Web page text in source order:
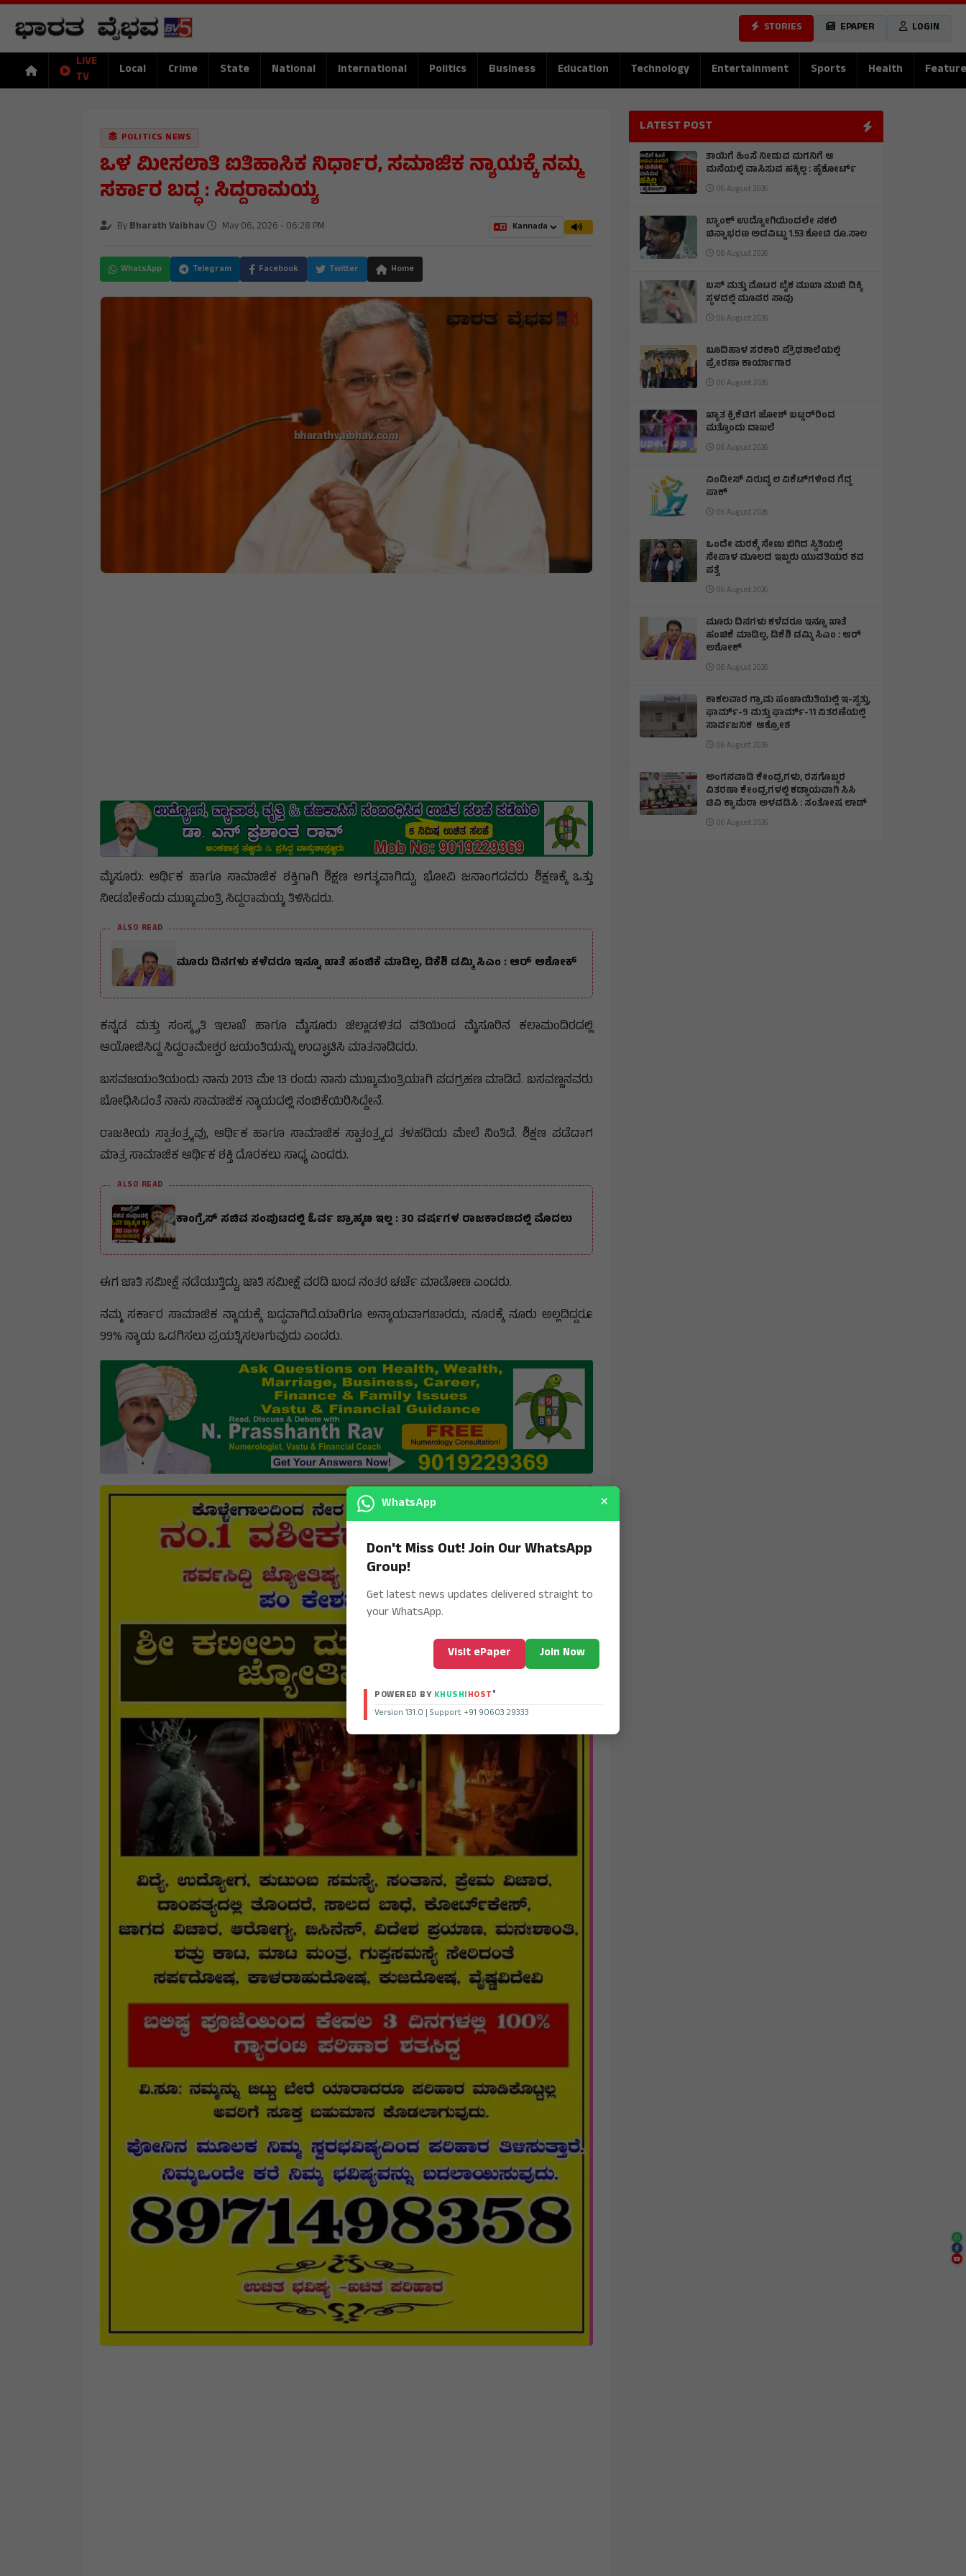
STORIES EPAPER LOGIN
LIVE
TV
Local Crime State National International Politics Business Education Technology Entertainment Sports Health Feature
POLITICS NEWS
ಒಳ ಮೀಸಲಾತಿ ಐತಿಹಾಸಿಕ ನಿರ್ಧಾರ, ಸಮಾಜಿಕ ನ್ಯಾಯಕ್ಕೆ ನಮ್ಮ
ಸರ್ಕಾರ ಬದ್ಧ : ಸಿದ್ದರಾಮಯ್ಯ
ByBharath Vaibhav May 06, 2026 - 06:28 PM
WhatsApp Telegram Facebook Twitter Home
ಮೈಸೂರು: ಆರ್ಥಿಕ ಹಾಗೂ ಸಾಮಾಜಿಕ ಶಕ್ತಿಗಾಗಿ ಶಿಕ್ಷಣ ಅಗತ್ಯವಾಗಿದ್ದು, ಭೋವಿ ಜನಾಂಗದವರು ಶಿಕ್ಷಣಕ್ಕೆ ಒತ್ತು
ನೀಡಬೇಕೆಂದು ಮುಖ್ಯಮಂತ್ರಿ ಸಿದ್ದರಾಮಯ್ಯ ತಿಳಿಸಿದರು.
ALSO READ
ಮೂರು ದಿನಗಳು ಕಳೆದರೂ ಇನ್ನೂ ಖಾತೆ ಹಂಚಿಕೆ ಮಾಡಿಲ್ಲ, ಡಿಕೆಶಿ ಡಮ್ಮಿ ಸಿಎಂ : ಆರ್ ಅಶೋಕ್
ಕನ್ನಡ ಮತ್ತು ಸಂಸ್ಕೃತಿ ಇಲಾಖೆ ಹಾಗೂ ಮೈಸೂರು ಜಿಲ್ಲಾಡಳಿತದ ವತಿಯಿಂದ ಮೈಸೂರಿನ ಕಲಾಮಂದಿರದಲ್ಲಿ
ಆಯೋಜಿಸಿದ್ದ ಸಿದ್ದರಾಮೇಶ್ವರ ಜಯಂತಿಯನ್ನು ಉದ್ಘಾಟಿಸಿ ಮಾತನಾಡಿದರು.
ಬಸವಜಯಂತಿಯಂದು ನಾನು 2013 ಮೇ 13 ರಂದು ನಾನು ಮುಖ್ಯಮಂತ್ರಿಯಾಗಿ ಪದಗ್ರಹಣ ಮಾಡಿದೆ. ಬಸವಣ್ಣನವರು
ಬೋಧಿಸಿದಂತೆ ನಾನು ಸಾಮಾಜಿಕ ನ್ಯಾಯದಲ್ಲಿ ನಂಬಿಕೆಯಿರಿಸಿದ್ದೇನೆ.
ರಾಜಕೀಯ ಸ್ವಾತಂತ್ರ್ಯವು, ಆರ್ಥಿಕ ಹಾಗೂ ಸಾಮಾಜಿಕ ಸ್ವಾತಂತ್ರ್ಯದ ತಳಹದಿಯ ಮೇಲೆ ನಿಂತಿದೆ. ಶಿಕ್ಷಣ ಪಡೆದಾಗ
ಮಾತ್ರ ಸಾಮಾಜಿಕ ಆರ್ಥಿಕ ಶಕ್ತಿ ದೊರಕಲು ಸಾಧ್ಯ ಎಂದರು.
ALSO READ
ಕಾಂಗ್ರೆಸ್ ಸಚಿವ ಸಂಪುಟದಲ್ಲಿ ಓರ್ವ ಬ್ರಾಹ್ಮಣ ಇಲ್ಲ : 30 ವರ್ಷಗಳ ರಾಜಕಾರಣದಲ್ಲಿ ಮೊದಲು
ಈಗ ಜಾತಿ ಸಮೀಕ್ಷೆ ನಡೆಯುತ್ತಿದ್ದು, ಜಾತಿ ಸಮೀಕ್ಷೆ ವರದಿ ಬಂದ ನಂತರ ಚರ್ಚೆ ಮಾಡೋಣ ಎಂದರು.
ನಮ್ಮ ಸರ್ಕಾರ ಸಾಮಾಜಿಕ ನ್ಯಾಯಕ್ಕೆ ಬದ್ಧವಾಗಿದೆ.ಯಾರಿಗೂ ಅನ್ಯಾಯವಾಗಬಾರದು, ನೂರಕ್ಕೆ ನೂರು ಅಲ್ಲದಿದ್ದರೂ
99% ನ್ಯಾಯ ಒದಗಿಸಲು ಪ್ರಯತ್ನಿಸಲಾಗುವುದು ಎಂದರು.
LATEST POST
ತಾಯಿಗೆ ಹಿಂಸೆ ನೀಡುವ ಮಗನಿಗೆ ಆ
ಮನೆಯಲ್ಲಿ ವಾಸಿಸುವ ಹಕ್ಕಿಲ್ಲ : ಹೈಕೋರ್ಟ್
06 August 2026
ಬ್ಯಾಂಕ್‌ ಉದ್ಯೋಗಿಯಿಂದಲೇ ನಕಲಿ
ಚಿನ್ನಾಭರಣ ಅಡವಿಟ್ಟು 1.53 ಕೋಟಿ ರೂ.ಸಾಲ
06 August 2026
ಬಸ್ ಮತ್ತು ಮೊಟರ ಬೈಕ ಮುಖಾ ಮುಖಿ‌ ಡಿಕ್ಕಿ
ಸ್ಥಳದಲ್ಲಿ ಮೂವರ ಸಾವು
06 August 2026
ಬೂದಿಹಾಳ ಸರಕಾರಿ ಪ್ರೌಢಶಾಲೆಯಲ್ಲಿ
ಪ್ರೇರಣಾ ಕಾರ್ಯಾಗಾರ
06 August 2026
ಖ್ಯಾತ ಕ್ರಿಕೆಟಿಗ ಜೋಶ್ ಬಟ್ಲರ್‌ರಿಂದ
ಮತ್ತೊಂದು ದಾಖಲೆ
06 August 2026
ವಿಂಡೀಸ್ ವಿರುದ್ಧ ೮ ವಿಕೆಟ್‌ಗಳಿಂದ ಗೆದ್ದ
ಪಾಕ್
06 August 2026
ಒಂದೇ ಮರಕ್ಕೆ ನೇಣು ಬಿಗಿದ ಸ್ಥಿತಿಯಲ್ಲಿ
ನೇಪಾಳ ಮೂಲದ ಇಬ್ಬರು ಯುವತಿಯರ ಶವ
ಪತ್ತೆ
06 August 2026
ಮೂರು ದಿನಗಳು ಕಳೆದರೂ ಇನ್ನೂ ಖಾತೆ
ಹಂಚಿಕೆ ಮಾಡಿಲ್ಲ, ಡಿಕೆಶಿ ಡಮ್ಮಿ ಸಿಎಂ : ಆರ್
ಅಶೋಕ್
06 August 2026
ಕಾಕಲವಾರ ಗ್ರಾಮ ಪಂಚಾಯಿತಿಯಲ್ಲಿ ಇ-ಸ್ವತ್ತು,
ಫಾರ್ಮ್-9 ಮತ್ತು ಫಾರ್ಮ್-11 ವಿತರಣೆಯಲ್ಲಿ
ಸಾರ್ವಜನಿಕ ಆಕ್ರೋಶ
06 August 2026
ಅಂಗನವಾಡಿ ಕೇಂದ್ರಗಳು, ರಸಗೊಬ್ಬರ
ವಿತರಣಾ ಕೇಂದ್ರಗಳಲ್ಲಿ ಕಡ್ಡಾಯವಾಗಿ ಸಿಸಿ
ಟಿವಿ ಕ್ಯಾಮೆರಾ ಅಳವಡಿಸಿ : ಸಂತೋಷ ಲಾಡ್
06 August 2026
WhatsApp ×
Don't Miss Out! Join Our WhatsApp
Group!
Get latest news updates delivered straight to
your WhatsApp.
Visit ePaper Join Now
POWERED BY KHUSHIHOST®
Version 131.0 | Support +91 90603 29333